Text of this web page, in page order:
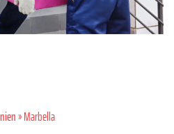
» Marbella